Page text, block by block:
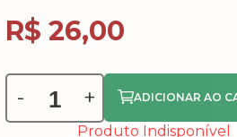
R$ 26,00
- +
Produto Indisponível